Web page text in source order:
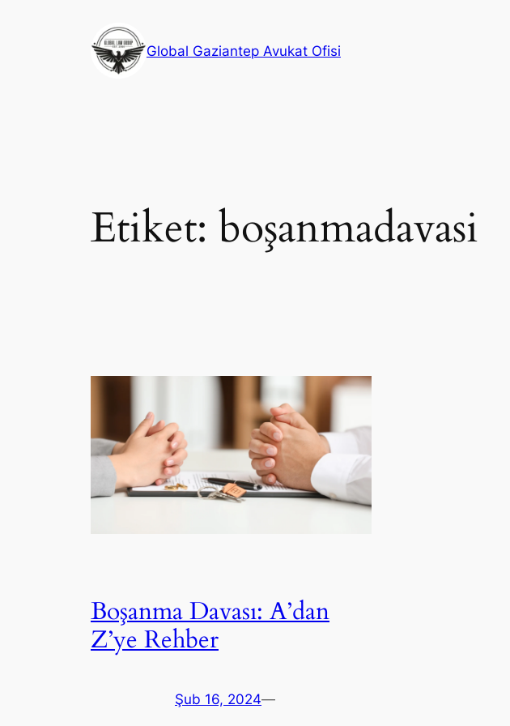
Global Gaziantep Avukat Ofisi
Etiket: boşanmadavasi
Boşanma Davası: A’dan
Z’ye Rehber
Şub 16, 2024—